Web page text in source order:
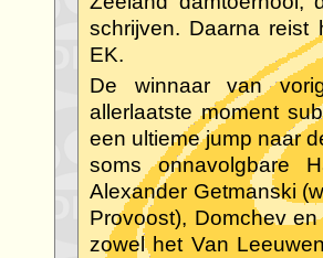
schrijven. Daarna reist
EK.
De winnaar van
allerlaatste moment
een ultieme jump naar
soms onnavolgbare
Alexander Getmanski
Provoost), Domchev
zowel het Van